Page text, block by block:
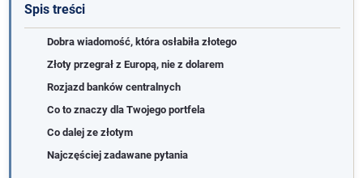
Spis treści
Dobra wiadomość, która osłabiła złotego
Złoty przegrał z Europą, nie z dolarem
Rozjazd banków centralnych
Co to znaczy dla Twojego portfela
Co dalej ze złotym
Najczęściej zadawane pytania